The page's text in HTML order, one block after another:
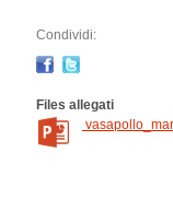
Condividi:
Files allegati